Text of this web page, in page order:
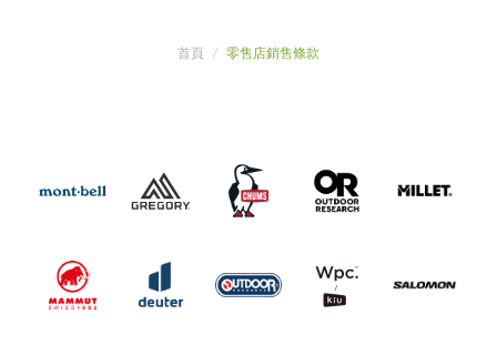
首頁 零售店銷售條款